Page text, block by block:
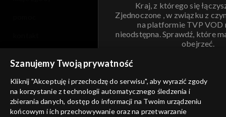
Kraj, z którego się
Zjednoczone , w związku z
na platformie TVP VOD
nieodstępna. Sprawdź, które
obejrzeć.
ANULUJ
informacje o dostawcy usług
Szanujemy Twoją prywatność
Kliknij "Akceptuję i przechodzę do serwisu", aby wyrazić zgody
na korzystanie z technologii automatycznego śledzenia i
zbierania danych, dostęp do informacji na Twoim urządzeniu
końcowym i ich przechowywanie oraz na przetwarzanie